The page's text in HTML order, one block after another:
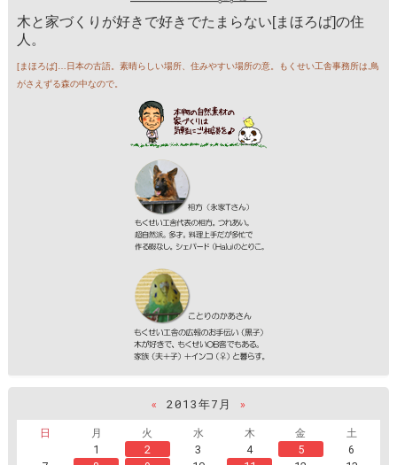
木と家づくりが好きで好きでたまらない[まほろば]の住
人。
[まほろば]…日本の古語。素晴らしい場所、住みやすい場所の意。もくせい工舎事務所は,鳥
がさえずる森の中なので。
« 2013年7月
»
日
月 火 水 木 金
土
1
2 3 4 5
6